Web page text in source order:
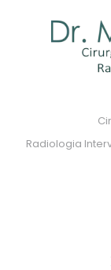
Radiologia